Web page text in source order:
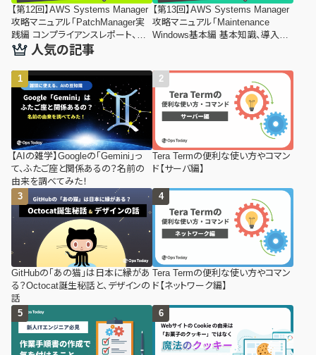
【第12回】AWS Systems Manager
攻略マニュアル「PatchManager実
践編 コンプライアンスレポート、
AWS Security Hub 連携」
【第13回】AWS Systems Manager
攻略マニュアル「Maintenance
Windows基本編 基本知識、導入方
人気の記事
【AIの雑学】Googleの「Gemini」っ
て、ふたご座と関係あるの？名前の
由来を調べてみた！
Tera Termの便利な使い方やコマン
ド【サーバ編】
GitHubの「あの猫」は日本に縁があ
る？Octocat誕生秘話と、デザインの
話
Tera Termの便利な使い方やコマン
ド【ネットワーク編】